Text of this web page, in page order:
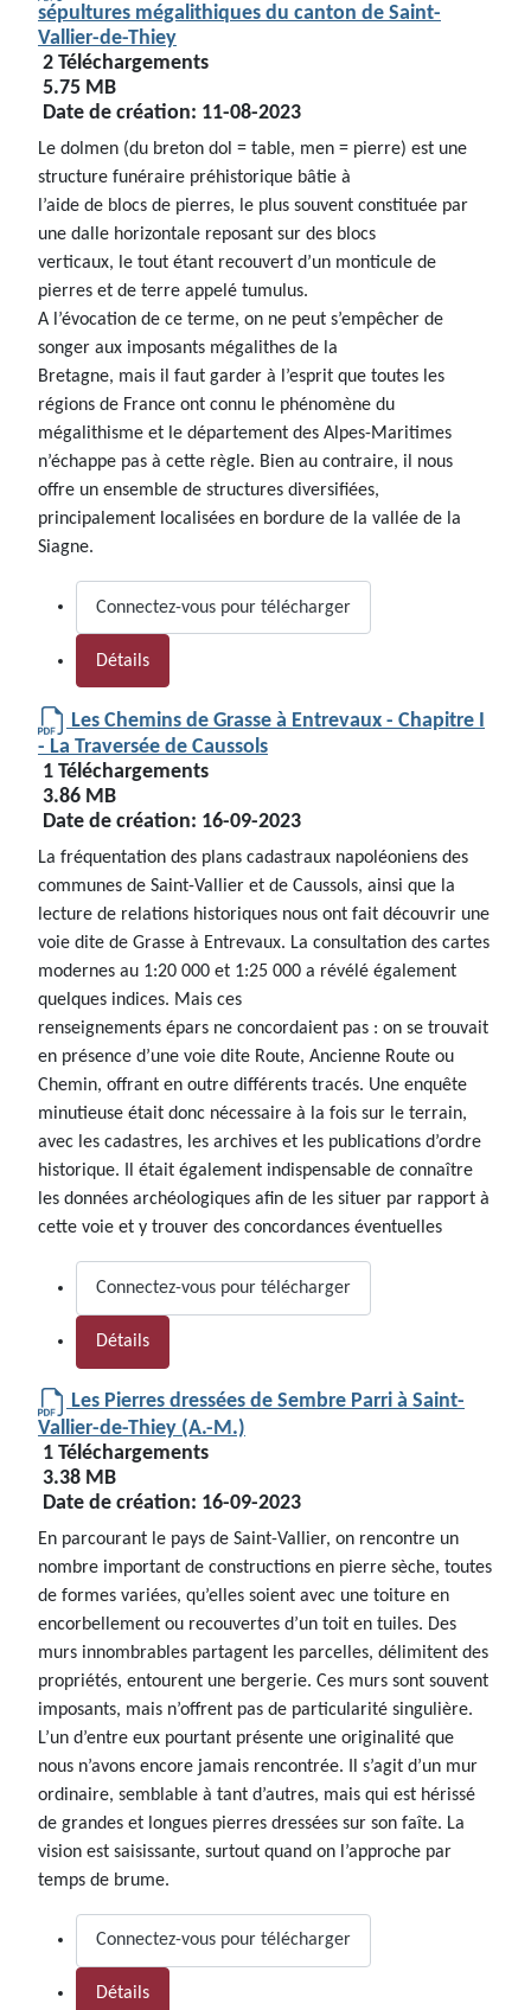
sépultures mégalithiques du canton de Saint-
Vallier-de-Thiey
2 Téléchargements
5.75 MB
Date de création: 11-08-2023
Le dolmen (du breton dol = table, men = pierre) est une
structure funéraire préhistorique bâtie à
l’aide de blocs de pierres, le plus souvent constituée par
une dalle horizontale reposant sur des blocs
verticaux, le tout étant recouvert d’un monticule de
pierres et de terre appelé tumulus.
A l’évocation de ce terme, on ne peut s’empêcher de
songer aux imposants mégalithes de la
Bretagne, mais il faut garder à l’esprit que toutes les
régions de France ont connu le phénomène du
mégalithisme et le département des Alpes-Maritimes
n’échappe pas à cette règle. Bien au contraire, il nous
offre un ensemble de structures diversifiées,
principalement localisées en bordure de la vallée de la
Siagne.
Connectez-vous pour télécharger
Détails
Les Chemins de Grasse à Entrevaux - Chapitre I
- La Traversée de Caussols
1 Téléchargements
3.86 MB
Date de création: 16-09-2023
La fréquentation des plans cadastraux napoléoniens des
communes de Saint-Vallier et de Caussols, ainsi que la
lecture de relations historiques nous ont fait découvrir une
voie dite de Grasse à Entrevaux. La consultation des cartes
modernes au 1:20 000 et 1:25 000 a révélé également
quelques indices. Mais ces
renseignements épars ne concordaient pas : on se trouvait
en présence d’une voie dite Route, Ancienne Route ou
Chemin, offrant en outre différents tracés. Une enquête
minutieuse était donc nécessaire à la fois sur le terrain,
avec les cadastres, les archives et les publications d’ordre
historique. Il était également indispensable de connaître
les données archéologiques afin de les situer par rapport à
cette voie et y trouver des concordances éventuelles
Connectez-vous pour télécharger
Détails
Les Pierres dressées de Sembre Parri à Saint-
Vallier-de-Thiey (A.-M.)
1 Téléchargements
3.38 MB
Date de création: 16-09-2023
En parcourant le pays de Saint-Vallier, on rencontre un
nombre important de constructions en pierre sèche, toutes
de formes variées, qu’elles soient avec une toiture en
encorbellement ou recouvertes d’un toit en tuiles. Des
murs innombrables partagent les parcelles, délimitent des
propriétés, entourent une bergerie. Ces murs sont souvent
imposants, mais n’offrent pas de particularité singulière.
L’un d’entre eux pourtant présente une originalité que
nous n’avons encore jamais rencontrée. Il s’agit d’un mur
ordinaire, semblable à tant d’autres, mais qui est hérissé
de grandes et longues pierres dressées sur son faîte. La
vision est saisissante, surtout quand on l’approche par
temps de brume.
Connectez-vous pour télécharger
Détails